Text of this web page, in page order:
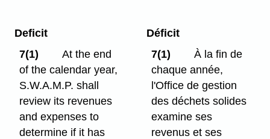
Deficit
7(1)
At the end
of the calendar year,
S.W.A.M.P. shall
review its revenues
and expenses to
determine if it has
Déficit
7(1)
À la fin de
chaque année,
l'Office de gestion
des déchets solides
examine ses
revenus et ses